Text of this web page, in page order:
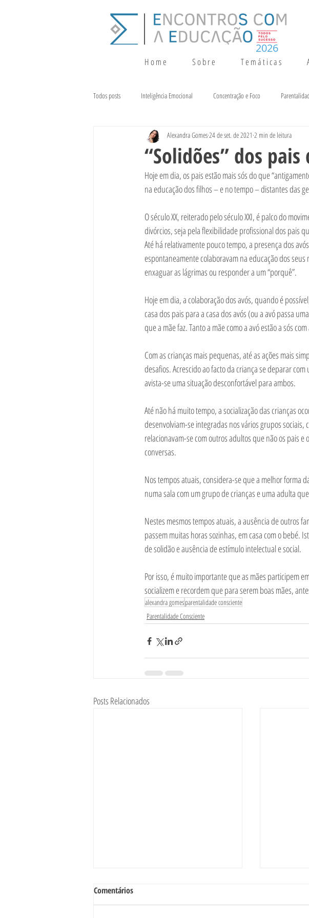
H o m e S o b r e T e m á t i c a s
2026
Todos posts Inteligência Emocional Concentração e Foco
Terapia da Fala Alimentação e Crescimento
“Solidões” dos pais
Alexandra Gomes24 de set. de 2021 2 min de leitura
Hoje em dia, os pais estão mais sós do que
na educação dos filhos – e no tempo – distantes das
O século XX, reiterado pelo século XXI, é palco do
divórcios, seja pela flexibilidade profissional dos pais
Até há relativamente pouco tempo, a presença dos
espontaneamente colaboravam na educação dos
enxaguar as lágrimas ou responder a um “porquê”.
Hoje em dia, a colaboração dos avós, quando é
casa dos pais para a casa dos avós (ou a avó passa
que a mãe faz. Tanto a mãe como a avó estão a sós
Com as crianças mais pequenas, até as ações mais
desafios. Acrescido ao facto da criança se deparar
avista-se uma situação desconfortável para ambos.
Até não há muito tempo, a socialização das crianças
desenvolviam-se integradas nos vários grupos
relacionavam-se com outros adultos que não os pais
conversas.
Nos tempos atuais, considera-se que a melhor forma
numa sala com um grupo de crianças e uma adulta
Nestes mesmos tempos atuais, a ausência de outros
passem muitas horas sozinhas, em casa com o bebé.
de solidão e ausência de estímulo intelectual e social.
Por isso, é muito importante que as mães participem
socializem e recordem que para serem boas mães,
alexandra gomesparentalidade consciente
Parentalidade Consciente
Posts Relacionados
Comentários